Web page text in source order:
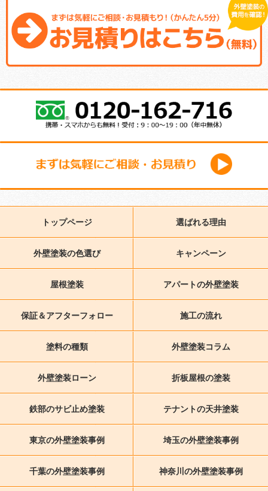
トップページ 選ばれる理由
外壁塗装の色選び キャンペーン
屋根塗装 アパートの外壁塗装
保証＆アフターフォロー 施工の流れ
塗料の種類 外壁塗装コラム
外壁塗装ローン 折板屋根の塗装
鉄部のサビ止め塗装 テナントの天井塗装
東京の外壁塗装事例 埼玉の外壁塗装事例
千葉の外壁塗装事例 神奈川の外壁塗装事例